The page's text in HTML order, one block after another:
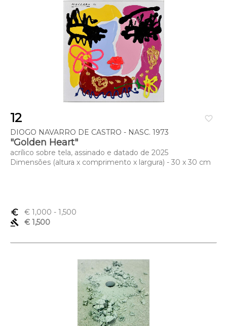
favorite_border
12
DIOGO NAVARRO DE CASTRO - NASC. 1973
"Golden Heart"
acrílico sobre tela, assinado e datado de 2025
Dimensões (altura x comprimento x largura) - 30 x 30 cm
euro_symbol € 1,000 - 1,500
gavel
€ 1,500